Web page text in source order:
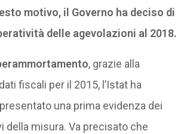
motivo, il Governo ha deciso di
delle agevolazioni al 2018.
, grazie alla
fiscali per il 2015, l’Istat ha
una prima evidenza dei
misura. Va precisato che